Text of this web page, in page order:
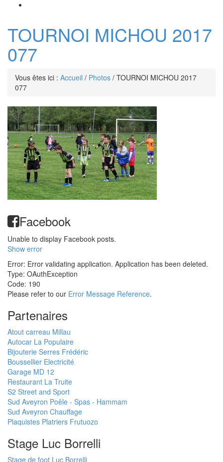
TOURNOI MICHOU 2017
077
Vous êtes ici : Accueil / Photos / TOURNOI MICHOU 2017
077
Facebook
Unable to display Facebook posts.
Show error
Error: Error validating application. Application has been deleted.
Type: OAuthException
Code: 190
Please refer to our Error Message Reference.
Partenaires
Atout carreau Millau
Autocar La Populaire
Bijouterie Serres Frédéric
Boussellier Electricité
Garage MD 12
Restaurant La Truite
S2 Street and Sport
Sud Aveyron Poêle - Spas - Hammam
Sud Aveyron Chauffage
Plaquistes Platriers Frutuozo
Stage Luc Borrelli
Stage de foot Luc Borrelli